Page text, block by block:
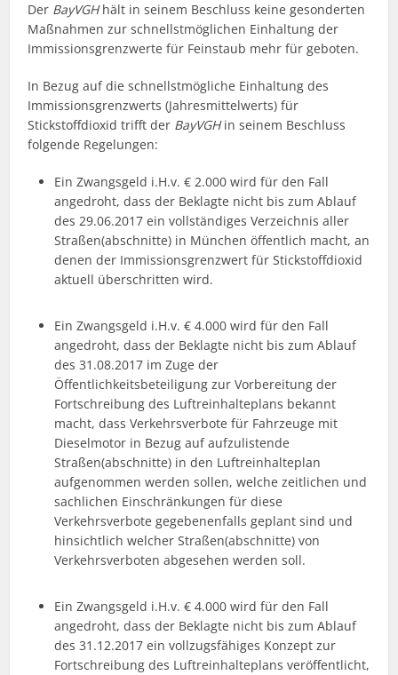
Der BayVGHhält in seinem Beschluss keine gesonderten
Maßnahmen zur schnellstmöglichen Einhaltung der
Immissionsgrenzwerte für Feinstaub mehr für geboten.
In Bezug auf die schnellstmögliche Einhaltung des
Immissionsgrenzwerts (Jahresmittelwerts) für
Stickstoffdioxid trifft der BayVGHin seinem Beschluss
folgende Regelungen:
Ein Zwangsgeld i.H.v. € 2.000 wird für den Fall
angedroht, dass der Beklagte nicht bis zum Ablauf
des 29.06.2017 ein vollständiges Verzeichnis aller
Straßen(abschnitte) in München öffentlich macht, an
denen der Immissionsgrenzwert für Stickstoffdioxid
aktuell überschritten wird.
Ein Zwangsgeld i.H.v. € 4.000 wird für den Fall
angedroht, dass der Beklagte nicht bis zum Ablauf
des 31.08.2017 im Zuge der
Öffentlichkeitsbeteiligung zur Vorbereitung der
Fortschreibung des Luftreinhalteplans bekannt
macht, dass Verkehrsverbote für Fahrzeuge mit
Dieselmotor in Bezug auf aufzulistende
Straßen(abschnitte) in den Luftreinhalteplan
aufgenommen werden sollen, welche zeitlichen und
sachlichen Einschränkungen für diese
Verkehrsverbote gegebenenfalls geplant sind und
hinsichtlich welcher Straßen(abschnitte) von
Verkehrsverboten abgesehen werden soll.
Ein Zwangsgeld i.H.v. € 4.000 wird für den Fall
angedroht, dass der Beklagte nicht bis zum Ablauf
des 31.12.2017 ein vollzugsfähiges Konzept zur
Fortschreibung des Luftreinhalteplans veröffentlicht,